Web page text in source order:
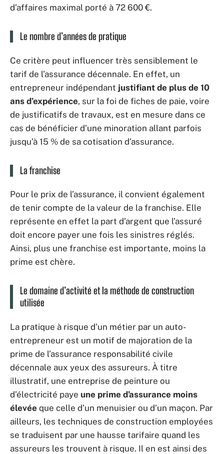
d’affaires maximal porté à 72 600 €.
Le nombre d’années de pratique
Ce critère peut influencer très sensiblement le
tarif de l’assurance décennale. En effet, un
entrepreneur indépendant justifiant de plus de 10
ans d’expérience, sur la foi de fiches de paie, voire
de justificatifs de travaux, est en mesure dans ce
cas de bénéficier d’une minoration allant parfois
jusqu’à 15 % de sa cotisation d’assurance.
La franchise
Pour le prix de l’assurance, il convient également
de tenir compte de la valeur de la franchise. Elle
représente en effet la part d’argent que l’assuré
doit encore payer une fois les sinistres réglés.
Ainsi, plus une franchise est importante, moins la
prime est chère.
Le domaine d’activité et la méthode de construction
utilisée
La pratique à risque d’un métier par un auto-
entrepreneur est un motif de majoration de la
prime de l’assurance responsabilité civile
décennale aux yeux des assureurs. À titre
illustratif, une entreprise de peinture ou
d’électricité paye une prime d’assurance moins
élevée que celle d’un menuisier ou d’un maçon. Par
ailleurs, les techniques de construction employées
se traduisent par une hausse tarifaire quand les
assureurs les trouvent à risque. Il en est ainsi des